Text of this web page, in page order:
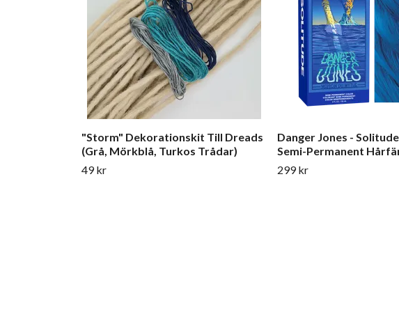
"Storm" Dekorationskit Till Dreads
(Grå, Mörkblå, Turkos Trådar)
49 kr
Danger Jones -
Semi-Permanent
299 kr